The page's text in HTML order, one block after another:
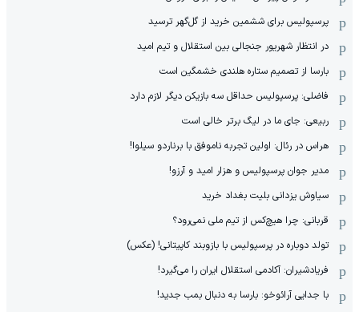
پرسپولیس برای ششمین خرید از گل‌گهر ترسید
در انتظار شهریور جنجالی بین استقلال و تیم امید
بارسا از تصمیم ستاره هلندی خشمگین است
فاضلی: پرسپولیس حداقل سه بازیکن دیگر لازم دارد
ربیعی: جای ما در لیگ برتر خالی است
هراس در رئال: اولین تجربه ناموفق با برناردو سیلوا!
مدیر جوان پرسپولیس و هزار امید و آرزو!
سیاوش یزدانی بلیت بغداد خرید
قربانی: چرا هیچ‌کس از تیم ملی نمی‌رود؟
تولد دوباره در پرسپولیس با بازوبند کاپیتانی! (عکس)
فریادشیران: آکادمی استقلال ایران را می‌گیرد!
با جدایی آرائوخو: بارسا به دنبال بمب جدید!